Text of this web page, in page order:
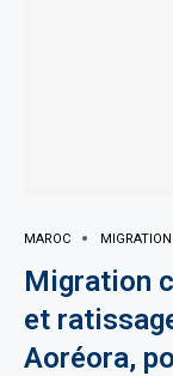
MAROC MIGRATION
Migration
et
Aoréora,